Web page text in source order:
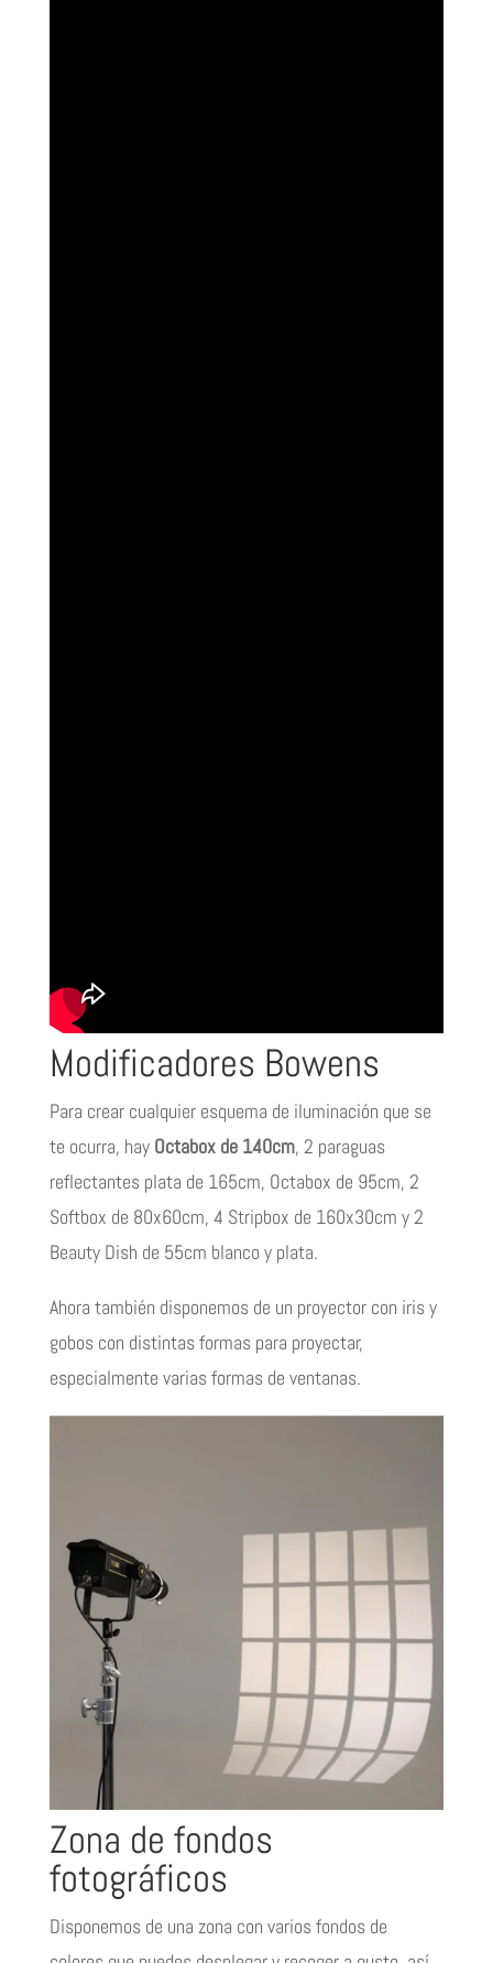
Modificadores Bowens
Para crear cualquier esquema de iluminación que se
te ocurra, hay Octabox de 140cm, 2 paraguas
reflectantes plata de 165cm, Octabox de 95cm, 2
Softbox de 80x60cm, 4 Stripbox de 160x30cm y 2
Beauty Dish de 55cm blanco y plata.
Ahora también disponemos de un proyector con iris y
gobos con distintas formas para proyectar,
especialmente varias formas de ventanas.
Zona de fondos
fotográficos
Disponemos de una zona con varios fondos de